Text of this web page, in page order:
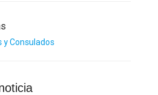
y Consulados